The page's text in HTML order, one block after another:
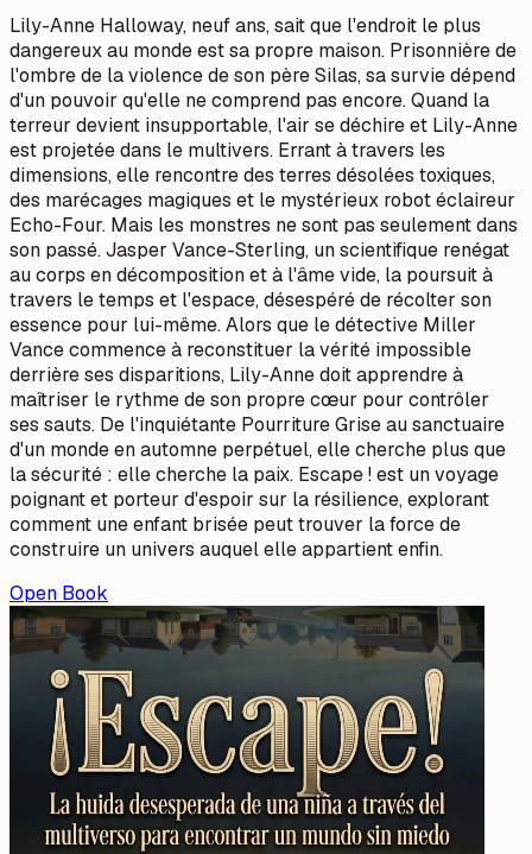
Lily-Anne Halloway, neuf ans, sait que l'endroit le plus
dangereux au monde est sa propre maison. Prisonnière de
l'ombre de la violence de son père Silas, sa survie dépend
d'un pouvoir qu'elle ne comprend pas encore. Quand la
terreur devient insupportable, l'air se déchire et Lily-Anne
est projetée dans le multivers. Errant à travers les
dimensions, elle rencontre des terres désolées toxiques,
des marécages magiques et le mystérieux robot éclaireur
Echo-Four. Mais les monstres ne sont pas seulement dans
son passé. Jasper Vance-Sterling, un scientifique renégat
au corps en décomposition et à l'âme vide, la poursuit à
travers le temps et l'espace, désespéré de récolter son
essence pour lui-même. Alors que le détective Miller
Vance commence à reconstituer la vérité impossible
derrière ses disparitions, Lily-Anne doit apprendre à
maîtriser le rythme de son propre cœur pour contrôler
ses sauts. De l'inquiétante Pourriture Grise au sanctuaire
d'un monde en automne perpétuel, elle cherche plus que
la sécurité : elle cherche la paix. Escape ! est un voyage
poignant et porteur d'espoir sur la résilience, explorant
comment une enfant brisée peut trouver la force de
construire un univers auquel elle appartient enfin.
Open Book